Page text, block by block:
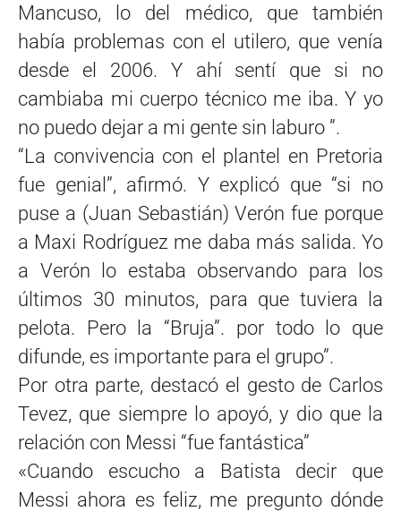
Mancuso, lo del médico, que también
había problemas con el utilero, que venía
desde el 2006. Y ahí sentí que si no
cambiaba mi cuerpo técnico me iba. Y yo
no puedo dejar a mi gente sin laburo ”.
“La convivencia con el plantel en Pretoria
fue genial”, afirmó. Y explicó que “si no
puse a (Juan Sebastián) Verón fue porque
a Maxi Rodríguez me daba más salida. Yo
a Verón lo estaba observando para los
últimos 30 minutos, para que tuviera la
pelota. Pero la “Bruja”. por todo lo que
difunde, es importante para el grupo”.
Por otra parte, destacó el gesto de Carlos
Tevez, que siempre lo apoyó, y dio que la
relación con Messi “fue fantástica”
«Cuando escucho a Batista decir que
Messi ahora es feliz, me pregunto dónde